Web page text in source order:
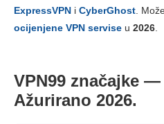
Pouzdanost i podrška 7.0
ExpressVPN i CyberGhost.
ocijenjene VPN servise u 2026.
VPN99 značajke —
Ažurirano 2026.